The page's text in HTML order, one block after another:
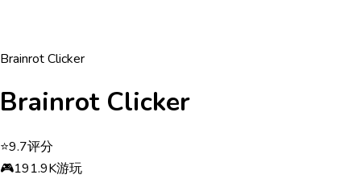
Brainrot Clicker
Brainrot Clicker
⭐9.7评分
🎮191.9K游玩